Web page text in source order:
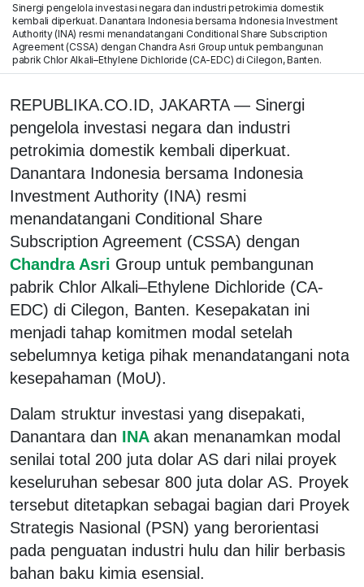
Sinergi pengelola investasi negara dan industri petrokimia domestik
kembali diperkuat. Danantara Indonesia bersama Indonesia Investment
Authority (INA) resmi menandatangani Conditional Share Subscription
Agreement (CSSA) dengan Chandra Asri Group untuk pembangunan
pabrik Chlor Alkali–Ethylene Dichloride (CA-EDC) di Cilegon, Banten.
REPUBLIKA.CO.ID, JAKARTA — Sinergi
pengelola investasi negara dan industri
petrokimia domestik kembali diperkuat.
Danantara Indonesia bersama Indonesia
Investment Authority (INA) resmi
menandatangani Conditional Share
Subscription Agreement (CSSA) dengan
Chandra Asri Group untuk pembangunan
pabrik Chlor Alkali–Ethylene Dichloride (CA-
EDC) di Cilegon, Banten. Kesepakatan ini
menjadi tahap komitmen modal setelah
sebelumnya ketiga pihak menandatangani nota
kesepahaman (MoU).
Dalam struktur investasi yang disepakati,
Danantara dan INA akan menanamkan modal
senilai total 200 juta dolar AS dari nilai proyek
keseluruhan sebesar 800 juta dolar AS. Proyek
tersebut ditetapkan sebagai bagian dari Proyek
Strategis Nasional (PSN) yang berorientasi
pada penguatan industri hulu dan hilir berbasis
bahan baku kimia esensial.